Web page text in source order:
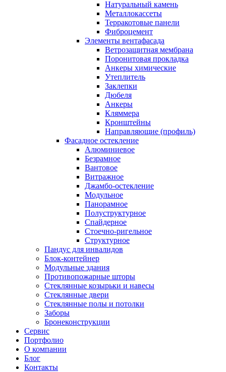
Натуральный камень
Металлокассеты
Терракотовые панели
Фиброцемент
Элементы вентафасада
Ветрозащитная мембрана
Поронитовая прокладка
Анкеры химические
Утеплитель
Заклепки
Дюбеля
Анкеры
Кляммера
Кронштейны
Направляющие (профиль)
Фасадное остекление
Алюминиевое
Безрамное
Вантовое
Витражное
Джамбо-остекление
Модульное
Панорамное
Полуструктурное
Спайдерное
Стоечно-ригельное
Структурное
Пандус для инвалидов
Блок-контейнер
Модульные здания
Противопожарные шторы
Стеклянные козырьки и навесы
Стеклянные двери
Стеклянные полы и потолки
Заборы
Бронеконструкции
Сервис
Портфолио
О компании
Блог
Контакты